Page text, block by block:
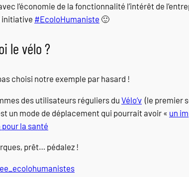
l’économie de la fonctionnalité l’intérêt de
initiative #EcoloHumaniste 🙂
le vélo ?
choisi notre exemple par hasard !
des utilisateurs réguliers du Vélo’v (le premier
un mode de déplacement qui pourrait avoir « un
pour la santé
prêt… pédalez !